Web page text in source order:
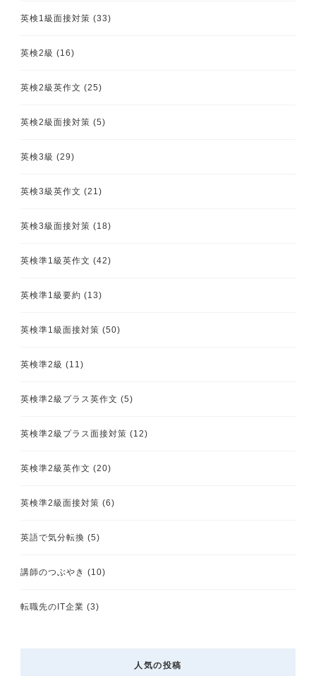
英検1級面接対策 (33)
英検2級 (16)
英検2級英作文 (25)
英検2級面接対策 (5)
英検3級 (29)
英検3級英作文 (21)
英検3級面接対策 (18)
英検準1級英作文 (42)
英検準1級要約 (13)
英検準1級面接対策 (50)
英検準2級 (11)
英検準2級プラス英作文 (5)
英検準2級プラス面接対策 (12)
英検準2級英作文 (20)
英検準2級面接対策 (6)
英語で気分転換 (5)
講師のつぶやき (10)
転職先のIT企業 (3)
人気の投稿